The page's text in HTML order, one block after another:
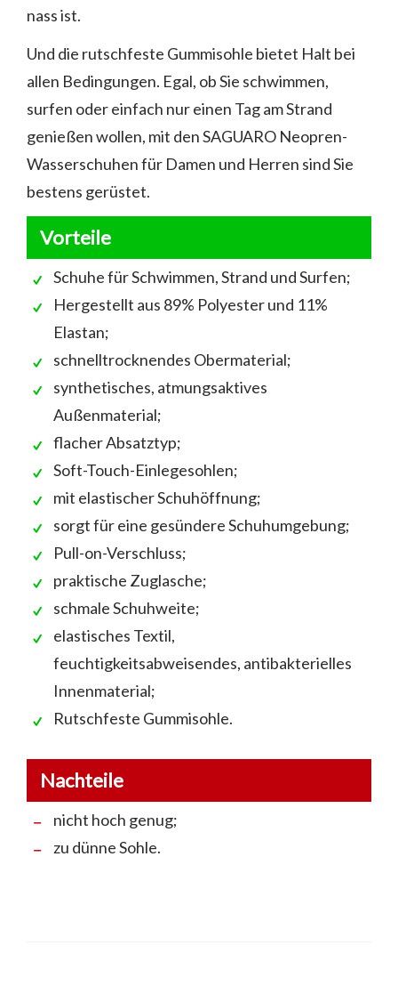
nass ist.
Und die rutschfeste Gummisohle bietet Halt bei
allen Bedingungen. Egal, ob Sie schwimmen,
surfen oder einfach nur einen Tag am Strand
genießen wollen, mit den SAGUARO Neopren-
Wasserschuhen für Damen und Herren sind Sie
bestens gerüstet.
Vorteile
Schuhe für Schwimmen, Strand und Surfen;
Hergestellt aus 89% Polyester und 11%
Elastan;
schnelltrocknendes Obermaterial;
synthetisches, atmungsaktives
Außenmaterial;
flacher Absatztyp;
Soft-Touch-Einlegesohlen;
mit elastischer Schuhöffnung;
sorgt für eine gesündere Schuhumgebung;
Pull-on-Verschluss;
praktische Zuglasche;
schmale Schuhweite;
elastisches Textil,
feuchtigkeitsabweisendes, antibakterielles
Innenmaterial;
Rutschfeste Gummisohle.
Nachteile
nicht hoch genug;
zu dünne Sohle.